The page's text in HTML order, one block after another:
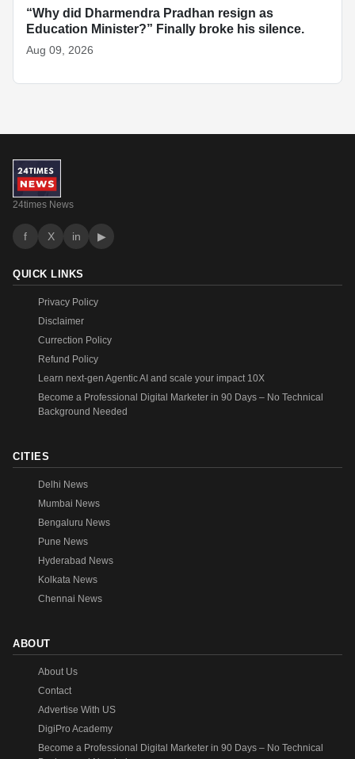
“Why did Dharmendra Pradhan resign as
Education Minister?” Finally broke his silence.
Aug 09, 2026
24times News
f X in ▶
QUICK LINKS
Privacy Policy
Disclaimer
Currection Policy
Refund Policy
Learn next-gen Agentic AI and scale your impact 10X
Become a Professional Digital Marketer in 90 Days – No Technical
Background Needed
CITIES
Delhi News
Mumbai News
Bengaluru News
Pune News
Hyderabad News
Kolkata News
Chennai News
ABOUT
About Us
Contact
Advertise With US
DigiPro Academy
Become a Professional Digital Marketer in 90 Days – No Technical